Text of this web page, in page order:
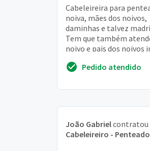
Cabeleireira para
noiva, mães dos noivos,
daminhas e talvez
Tem que também
noivo e pais dos noivos
dos trabalhos r...
Pedido atendido
João Gabrielcontratou
Cabeleireiro - Penteado